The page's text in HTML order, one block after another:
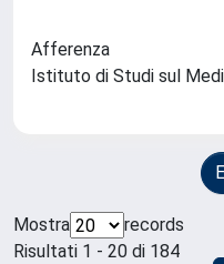
Afferenza
Istituto di Studi sul
Mostra
records
Risultati 1 - 20 di 184